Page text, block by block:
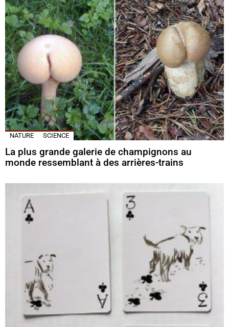
NATURE SCIENCE
La plus grande galerie de champignons au
monde ressemblant à des arrières-trains